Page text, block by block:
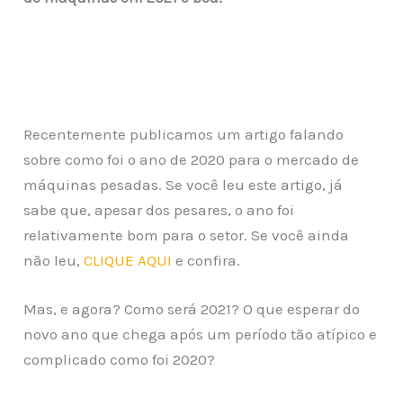
Recentemente publicamos um artigo falando
sobre como foi o ano de 2020 para o mercado de
máquinas pesadas. Se você leu este artigo, já
sabe que, apesar dos pesares, o ano foi
relativamente bom para o setor. Se você ainda
não leu,CLIQUE AQUI e confira.
Mas, e agora? Como será 2021? O que esperar do
novo ano que chega após um período tão atípico e
complicado como foi 2020?